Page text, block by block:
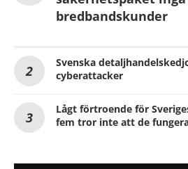
bredbandskunder
Svenska
cyberattacker
Lågt förtroende för
fem tror inte att de